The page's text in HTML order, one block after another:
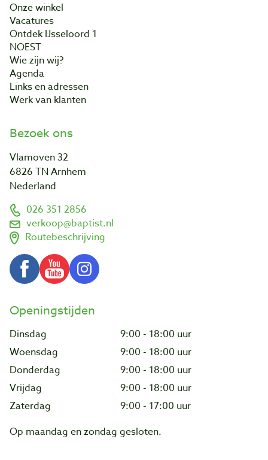
Onze winkel
Vacatures
Ontdek IJsseloord 1
NOEST
Wie zijn wij?
Agenda
Links en adressen
Werk van klanten
Bezoek ons
Vlamoven 32
6826 TN Arnhem
Nederland
026 351 2856
verkoop@baptist.nl
Routebeschrijving
Openingstijden
Dinsdag
9:00 - 18:00 uur
Woensdag
9:00 - 18:00 uur
Donderdag
9:00 - 18:00 uur
Vrijdag
9:00 - 18:00 uur
Zaterdag
9:00 - 17:00 uur
Op maandag en zondag gesloten.